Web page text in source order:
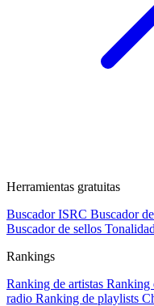
Herramientas gratuitas
Buscador ISRC Buscador
Buscador de sellos
Rankings
Ranking de artistas Ranking
radio Ranking de playlists